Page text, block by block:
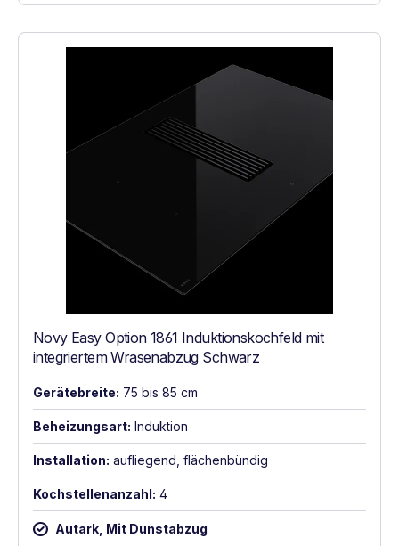
Novy Easy Option 1861 Induktionskochfeld mit
integriertem Wrasenabzug Schwarz
Gerätebreite: 75 bis 85 cm
Beheizungsart: Induktion
Installation: aufliegend, flächenbündig
Kochstellenanzahl: 4
Autark, Mit Dunstabzug